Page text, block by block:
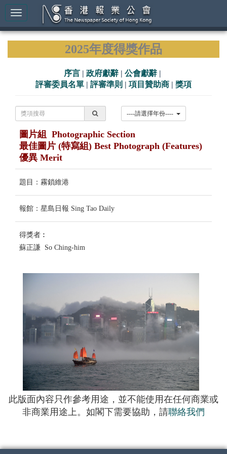
2025年度得獎作品
序言 | 政府獻辭 | 公會獻辭 |
評審委員名單 | 評審準則 | 項目贊助商 | 獎項
圖片組 Photographic Section
最佳圖片 (特寫組) Best Photograph (Features)
優異 Merit
題目：霧鎖維港
報館：星島日報 Sing Tao Daily
得獎者︰
蘇正謙 So Ching-him
此版面內容只作參考用途，並不能使用在任何商業或
非商業用途上。如閣下需要協助，請聯絡我們